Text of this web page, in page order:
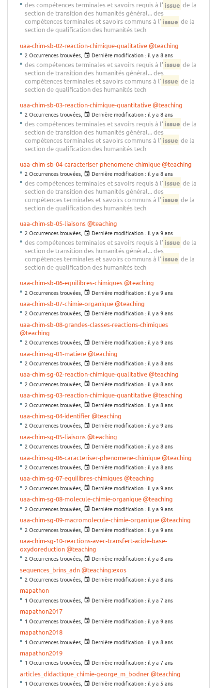
des compétences terminales et savoirs requis à l' issue de la
section de transition des humanités général... des
compétences terminales et savoirs communs à l' issue de la
section de qualification des humanités tech
uaa-chim-sb-02-reaction-chimique-qualitative@teaching
2 Occurrences trouvées, Dernière modification : il y a 8 ans
des compétences terminales et savoirs requis à l' issue de la
section de transition des humanités général... des
compétences terminales et savoirs communs à l' issue de la
section de qualification des humanités tech
uaa-chim-sb-03-reaction-chimique-quantitative@teaching
2 Occurrences trouvées, Dernière modification : il y a 8 ans
des compétences terminales et savoirs requis à l' issue de la
section de transition des humanités général... des
compétences terminales et savoirs communs à l' issue de la
section de qualification des humanités tech
uaa-chim-sb-04-caracteriser-phenomene-chimique@teaching
2 Occurrences trouvées, Dernière modification : il y a 8 ans
des compétences terminales et savoirs requis à l' issue de la
section de transition des humanités général... des
compétences terminales et savoirs communs à l' issue de la
section de qualification des humanités tech
uaa-chim-sb-05-liaisons@teaching
2 Occurrences trouvées, Dernière modification : il y a 9 ans
des compétences terminales et savoirs requis à l' issue de la
section de transition des humanités général... des
compétences terminales et savoirs communs à l' issue de la
section de qualification des humanités tech
uaa-chim-sb-06-equilibres-chimiques@teaching
2 Occurrences trouvées, Dernière modification : il y a 9 ans
uaa-chim-sb-07-chimie-organique@teaching
2 Occurrences trouvées, Dernière modification : il y a 9 ans
uaa-chim-sb-08-grandes-classes-reactions-chimiques
@teaching
2 Occurrences trouvées, Dernière modification : il y a 9 ans
uaa-chim-sg-01-matiere@teaching
2 Occurrences trouvées, Dernière modification : il y a 8 ans
uaa-chim-sg-02-reaction-chimique-qualitative@teaching
2 Occurrences trouvées, Dernière modification : il y a 8 ans
uaa-chim-sg-03-reaction-chimique-quantitative@teaching
2 Occurrences trouvées, Dernière modification : il y a 8 ans
uaa-chim-sg-04-identifier@teaching
2 Occurrences trouvées, Dernière modification : il y a 9 ans
uaa-chim-sg-05-liaisons@teaching
2 Occurrences trouvées, Dernière modification : il y a 8 ans
uaa-chim-sg-06-caracteriser-phenomene-chimique@teaching
2 Occurrences trouvées, Dernière modification : il y a 8 ans
uaa-chim-sg-07-equilibres-chimiques@teaching
2 Occurrences trouvées, Dernière modification : il y a 9 ans
uaa-chim-sg-08-molecule-chimie-organique@teaching
2 Occurrences trouvées, Dernière modification : il y a 9 ans
uaa-chim-sg-09-macromolecule-chimie-organique@teaching
2 Occurrences trouvées, Dernière modification : il y a 9 ans
uaa-chim-sg-10-reactions-avec-transfert-acide-base-
oxydoreduction@teaching
2 Occurrences trouvées, Dernière modification : il y a 8 ans
sequences_brins_adn@teaching:exos
2 Occurrences trouvées, Dernière modification : il y a 8 ans
mapathon
1 Occurrences trouvées, Dernière modification : il y a 7 ans
mapathon2017
1 Occurrences trouvées, Dernière modification : il y a 9 ans
mapathon2018
1 Occurrences trouvées, Dernière modification : il y a 8 ans
mapathon2019
1 Occurrences trouvées, Dernière modification : il y a 7 ans
articles_didactique_chimie-george_m_bodner@teaching
1 Occurrences trouvées, Dernière modification : il y a 5 ans